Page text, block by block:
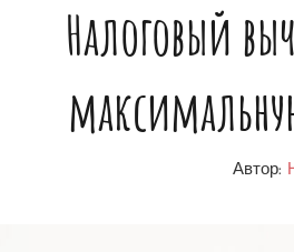
ПОШАГОВАЯ
ИНСТРУКЦИЯ
ПО
Налоговый
Автор: